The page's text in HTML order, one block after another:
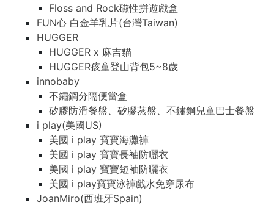
Floss and Rock磁性拼遊戲盒
FUN心 白金羊乳片(台灣Taiwan)
HUGGER
HUGGER x 麻吉貓
HUGGER孩童登山背包5~8歲
innobaby
不鏽鋼分隔便當盒
矽膠防滑餐盤、矽膠蒸盤、不鏽鋼兒童巴士餐盤
i play(美國US)
美國 i play 寶寶海灘褲
美國 i play 寶寶長袖防曬衣
美國 i play 寶寶短袖防曬衣
美國 i play寶寶泳褲戲水免穿尿布
JoanMiro(西班牙Spain)